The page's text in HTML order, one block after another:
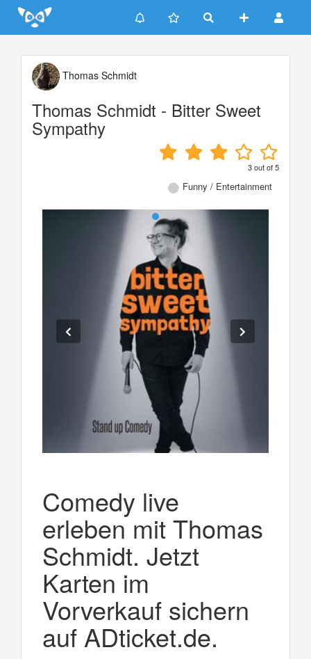
Update cookies preferences
Thomas Schmidt
Thomas Schmidt - Bitter Sweet
Sympathy
3out of5
Funny / Entertainment
Comedy live
erleben mit Thomas
Schmidt. Jetzt
Karten im
Vorverkauf sichern
auf ADticket.de.